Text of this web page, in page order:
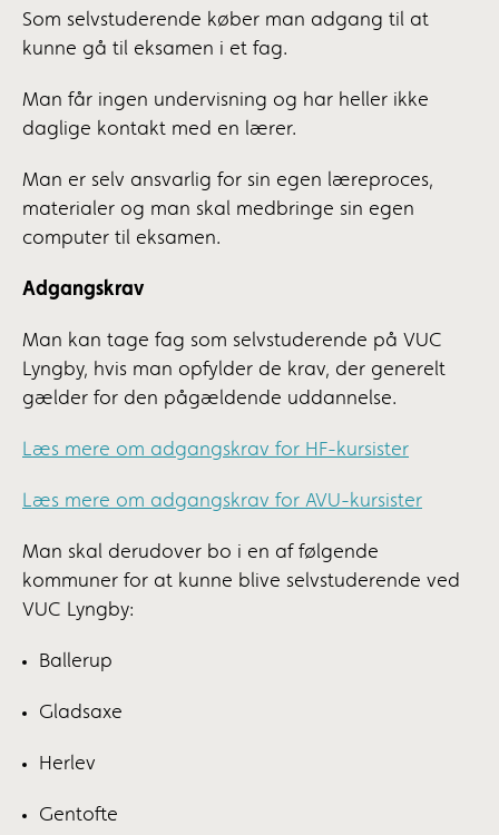
Som selvstuderende køber man adgang til at
kunne gå til eksamen i et fag.
Man får ingen undervisning og har heller ikke
daglige kontakt med en lærer.
Man er selv ansvarlig for sin egen læreproces,
materialer og man skal medbringe sin egen
computer til eksamen.
Adgangskrav
Man kan tage fag som selvstuderende på VUC
Lyngby, hvis man opfylder de krav, der generelt
gælder for den pågældende uddannelse.
Læs mere om adgangskrav for HF-kursister
Læs mere om adgangskrav for AVU-kursister
Man skal derudover bo i en af følgende
kommuner for at kunne blive selvstuderende ved
VUC Lyngby:
Ballerup
Gladsaxe
Herlev
Gentofte